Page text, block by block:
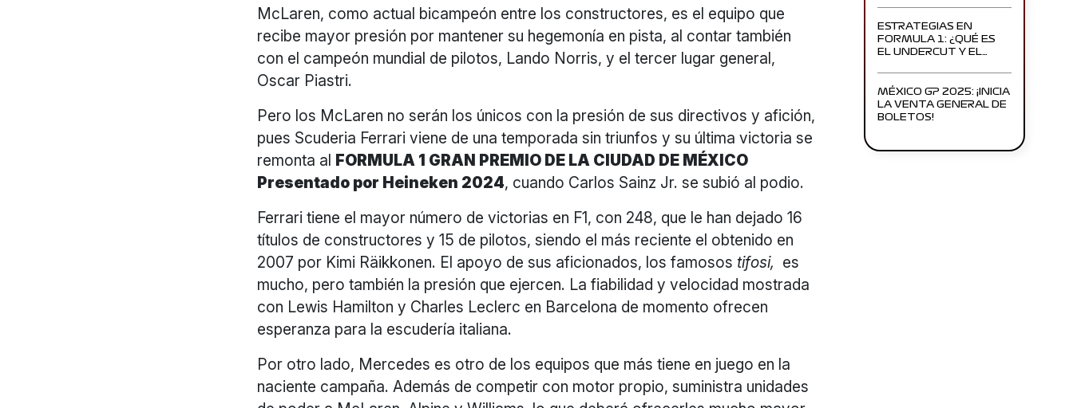
McLaren, como actual bicampeón entre los constructores, es el equipo que
recibe mayor presión por mantener su hegemonía en pista, al contar también
con el campeón mundial de pilotos, Lando Norris, y el tercer lugar general,
Oscar Piastri.
Pero los McLaren no serán los únicos con la presión de sus directivos y afición,
pues Scuderia Ferrari viene de una temporada sin triunfos y su última victoria se
remonta al FORMULA 1 GRAN PREMIO DE LA CIUDAD DE MÉXICO
Presentado por Heineken 2024, cuando Carlos Sainz Jr. se subió al podio.
Ferrari tiene el mayor número de victorias en F1, con 248, que le han dejado 16
títulos de constructores y 15 de pilotos, siendo el más reciente el obtenido en
2007 por Kimi Räikkonen. El apoyo de sus aficionados, los famosos tifosi, es
mucho, pero también la presión que ejercen. La fiabilidad y velocidad mostrada
con Lewis Hamilton y Charles Leclerc en Barcelona de momento ofrecen
esperanza para la escudería italiana.
Por otro lado, Mercedes es otro de los equipos que más tiene en juego en la
naciente campaña. Además de competir con motor propio, suministra unidades
ESTRATEGIAS EN
FORMULA 1: ¿QUÉ ES
EL UNDERCUT Y EL…
MÉXICO GP 2025: ¡INICIA
LA VENTA GENERAL DE
BOLETOS!